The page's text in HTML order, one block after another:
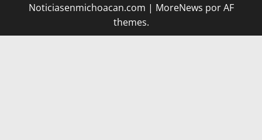
Noticiasenmichoacan.com | MoreNews por AF
themes.